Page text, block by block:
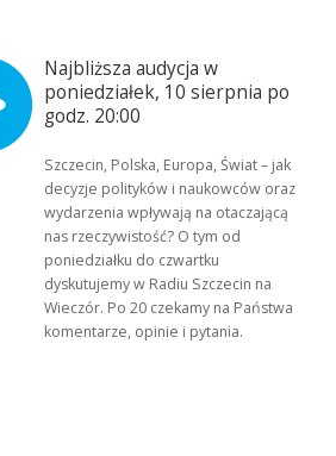
Najbliższa audycja w
poniedziałek, 10 sierpnia po
godz. 20:00
Szczecin, Polska, Europa, Świat – jak
decyzje polityków i naukowców oraz
wydarzenia wpływają na otaczającą
nas rzeczywistość? O tym od
poniedziałku do czwartku
dyskutujemy w Radiu Szczecin na
Wieczór. Po 20 czekamy na Państwa
komentarze, opinie i pytania.